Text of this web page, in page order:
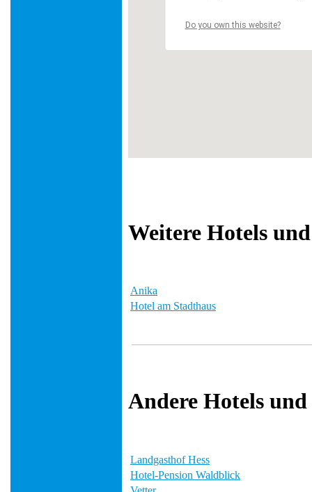
Do you own this website?
Weitere Hotels
Anika
Hotel am Stadthaus
Andere Hotels und
Landgasthof Hess
Hotel-Pension Waldblick